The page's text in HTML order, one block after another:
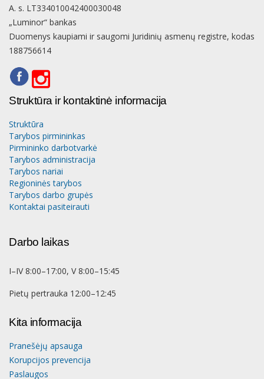
A. s. LT334010042400030048
„Luminor“ bankas
Duomenys kaupiami ir saugomi Juridinių asmenų registre, kodas
188756614
Struktūra ir kontaktinė informacija
Struktūra
Tarybos pirmininkas
Pirmininko darbotvarkė
Tarybos administracija
Tarybos nariai
Regioninės tarybos
Tarybos darbo grupės
Kontaktai pasiteirauti
Darbo laikas
I–IV 8:00–17:00, V 8:00–15:45
Pietų pertrauka 12:00–12:45
Kita informacija
Pranešėjų apsauga
Korupcijos prevencija
Paslaugos